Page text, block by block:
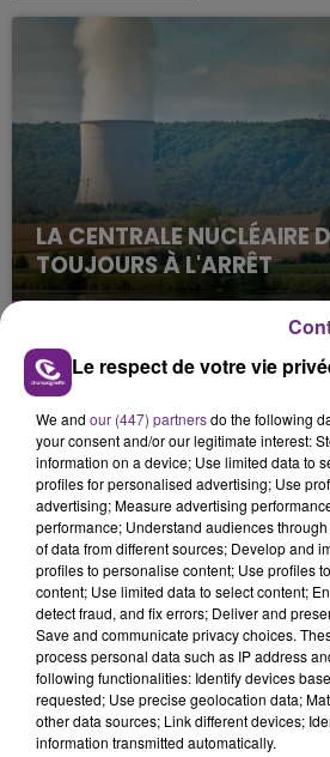
LA CENTRALE NUCLÉAIRE
TOUJOURS À L'ARRÊT
Cela fait déjà une semaine
nucléaire ardennaise est à
justifiée par la sécheresse
présente.
LE MAGASIN JOUÉCLUB DE
SES PORTES
C'était l'une des institutions
rémois. Le magasin JouéClub
fermer ses portes.
TITRES DIFFUSÉS
5h54
5h54
Le respect de votre vie
We and our (447) partnersdo the following
your consent and/or our legitimate interest:
information on a device; Use limited data to
profiles for personalised advertising; Use
advertising; Measure advertising
performance; Understand audiences
of data from different sources; Develop and
profiles to personalise content; Use profiles
content; Use limited data to select content;
detect fraud, and fix errors; Deliver and
Save and communicate privacy choices.
process personal data such as IP address
following functionalities: Identify devices
requested; Use precise geolocation data;
other data sources; Link different devices;
information transmitted automatically.